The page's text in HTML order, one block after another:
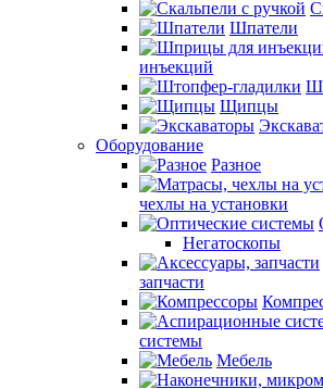
Шпатели
инъекций
Щипцы
Оборудование
Разное
чехлы на установки
Негатоскопы
запчасти
системы
Мебель